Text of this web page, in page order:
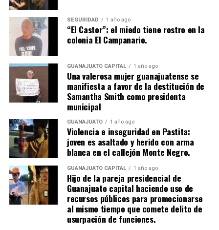
SEGURIDAD 1 año ago
“El Castor”: el miedo tiene rostro en la
colonia El Campanario.
GUANAJUATO CAPITAL 1 año ago
Una valerosa mujer guanajuatense se
manifiesta a favor de la destitución de
Samantha Smith como presidenta
municipal
GUANAJUATO 1 año ago
Violencia e inseguridad en Pastita:
joven es asaltado y herido con arma
blanca en el callejón Monte Negro.
GUANAJUATO CAPITAL 1 año ago
Hijo de la pareja presidencial de
Guanajuato capital haciendo uso de
recursos públicos para promocionarse
al mismo tiempo que comete delito de
usurpación de funciones.